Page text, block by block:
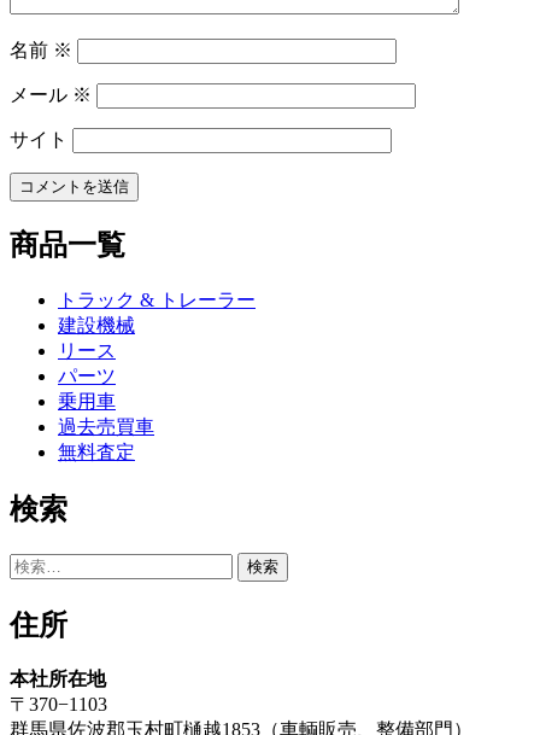
名前 ※
メール ※
サイト
商品一覧
トラック & トレーラー
建設機械
リース
パーツ
乗用車
過去売買車
無料査定
検索
検
住所
本社所在地
〒370−1103
群馬県佐波郡玉村町樋越1853（車輌販売、整備部門）